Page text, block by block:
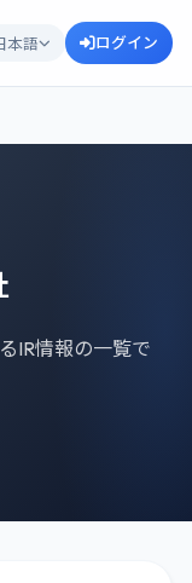
本語 ログイン
IR情報の一覧で